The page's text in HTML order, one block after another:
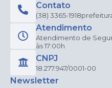
Contato
(38) 3365-1918
Atendimento
Atendimento de
às 17:00h
CNPJ
18.277.947/0001-00
Newsletter